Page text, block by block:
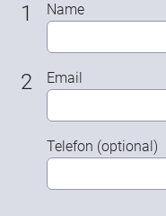
1 Name
2 Email
Telefon (optional)